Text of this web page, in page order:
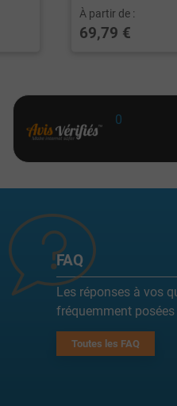
À partir de :
69,79 €
0
FAQ
Les réponses à vos
fréquemment
Toutes les FAQ